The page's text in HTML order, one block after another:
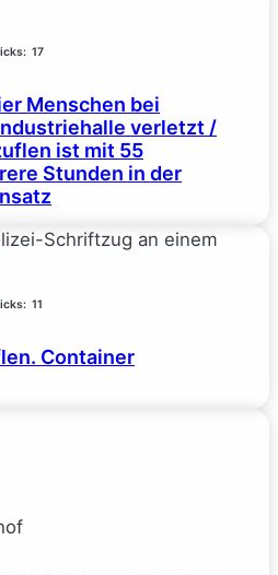
17
Menschen bei
verletzt /
ist mit 55
Stunden in der
11
Container